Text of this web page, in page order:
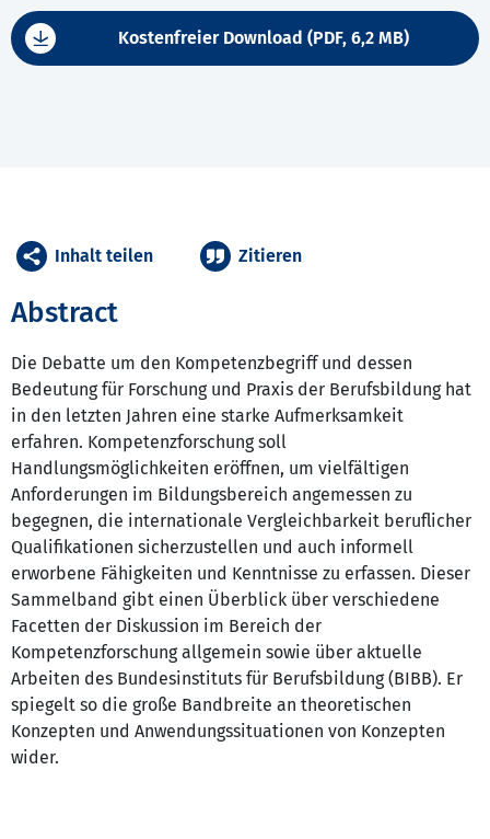
Kostenfreier Download (PDF, 6,2 MB)
Abstract
Die Debatte um den Kompetenzbegriff und dessen
Bedeutung für Forschung und Praxis der Berufsbildung hat
in den letzten Jahren eine starke Aufmerksamkeit
erfahren. Kompetenzforschung soll
Handlungsmöglichkeiten eröffnen, um vielfältigen
Anforderungen im Bildungsbereich angemessen zu
begegnen, die internationale Vergleichbarkeit beruflicher
Qualifikationen sicherzustellen und auch informell
erworbene Fähigkeiten und Kenntnisse zu erfassen. Dieser
Sammelband gibt einen Überblick über verschiedene
Facetten der Diskussion im Bereich der
Kompetenzforschung allgemein sowie über aktuelle
Arbeiten des Bundesinstituts für Berufsbildung (BIBB). Er
spiegelt so die große Bandbreite an theoretischen
Konzepten und Anwendungssituationen von Konzepten
wider.
Inhalt teilen Zitieren